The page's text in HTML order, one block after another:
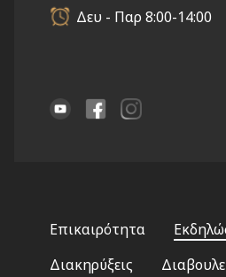
Δευ - Παρ 8:00-14:00
menu
Επικαιρότητα
Διακηρύξεις